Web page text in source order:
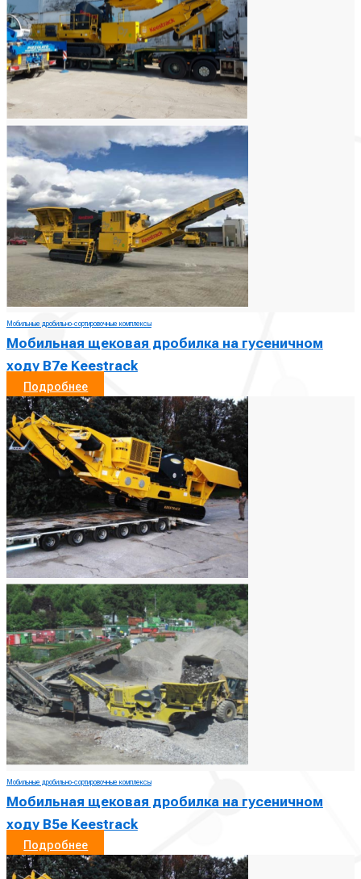
Мобильные дробильно-сортировочные комплексы
Мобильная щековая дробилка на гусеничном
ходу B7e Keestrack
Подробнее
Мобильные дробильно-сортировочные комплексы
Мобильная щековая дробилка на гусеничном
ходу B5e Keestrack
Подробнее